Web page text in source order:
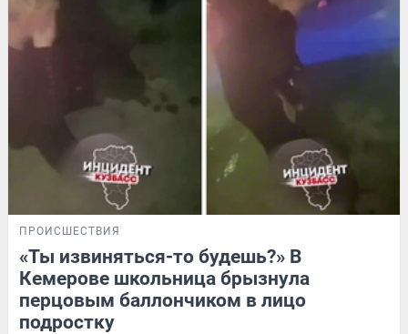
ПРОИСШЕСТВИЯ
«Ты извиняться-то будешь?» В
Кемерове школьница брызнула
перцовым баллончиком в лицо
подростку